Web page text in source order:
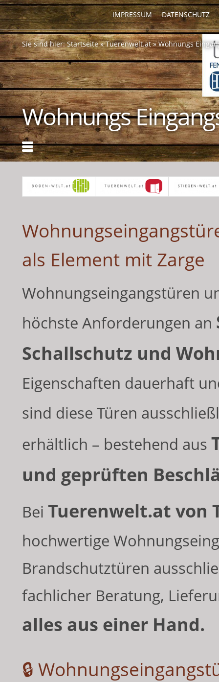
Sie sind hier:Startseite»Tuerenwelt.at»Wohnungs
DATENSCHUTZ
IMPRESSUM
Wohnungs
als Element mit Zarge
Wohnungseingangstüren
höchste Anforderungen an
Schallschutz und
Eigenschaften dauerhaft
sind diese Türen
erhältlich – bestehend aus
und geprüften
Bei Tuerenwelt.at von
hochwertige
Brandschutztüren
fachlicher Beratung,
alles aus einer Hand.
🔒